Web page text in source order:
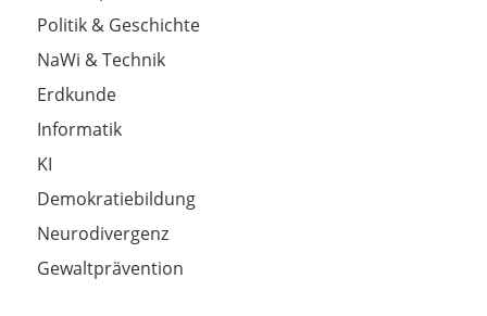
Politik & Geschichte
NaWi & Technik
Erdkunde
Informatik
KI
Demokratiebildung
Neurodivergenz
Gewaltprävention